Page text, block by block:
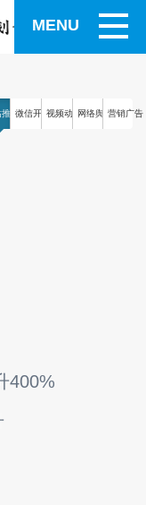
MENU
推广微信开发视频动画网络舆情营销广告
400%